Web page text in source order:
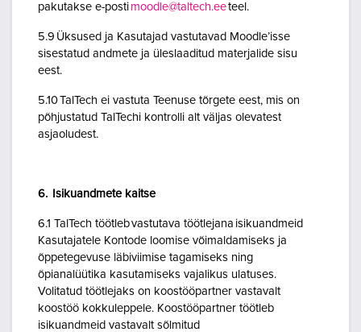
pakutakse e-posti moodle@taltech.eeteel.
5.9 Üksused ja Kasutajad vastutavad Moodle’isse
sisestatud andmete ja üleslaaditud materjalide sisu
eest.
5.10 TalTech ei vastuta Teenuse tõrgete eest, mis on
põhjustatud TalTechi kontrolli alt väljas olevatest
asjaoludest.
6. Isikuandmete kaitse
6.1 TalTech töötleb vastutava töötlejana isikuandmeid
Kasutajatele Kontode loomise võimaldamiseks ja
õppetegevuse läbiviimise tagamiseks ning
õpianalüütika kasutamiseks vajalikus ulatuses.
Volitatud töötlejaks on koostööpartner vastavalt
koostöö kokkuleppele. Koostööpartner töötleb
isikuandmeid vastavalt sõlmitud